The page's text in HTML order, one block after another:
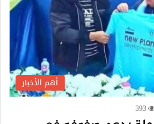
أهم الأخبار
393